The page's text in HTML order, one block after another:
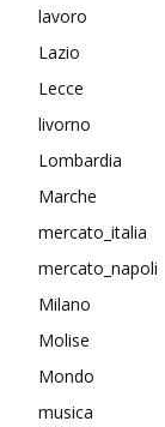
lavoro
Lazio
Lecce
livorno
Lombardia
Marche
mercato_italia
mercato_napoli
Milano
Molise
Mondo
musica